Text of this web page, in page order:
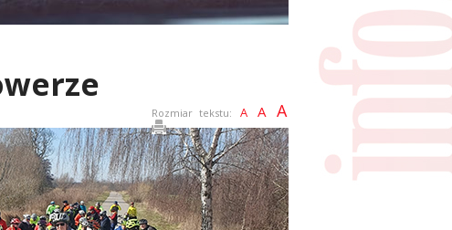
Rozmiar tekstu: A A A